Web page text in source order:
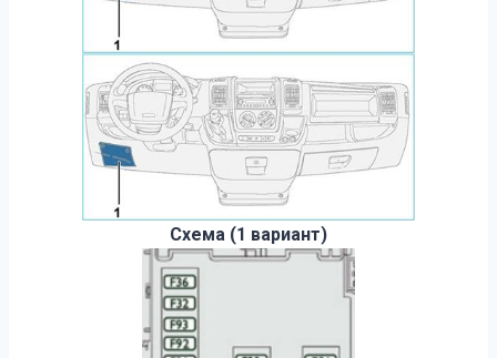
Схема (1 вариант)